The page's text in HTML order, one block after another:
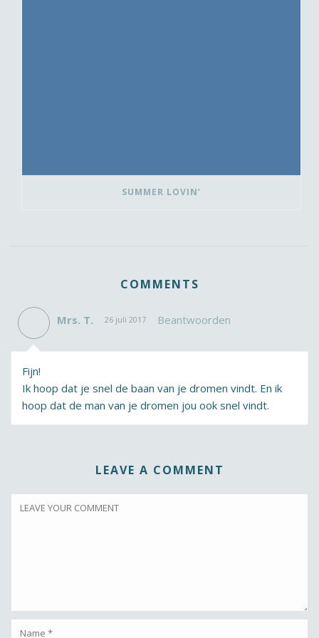
SUMMER LOVIN’
COMMENTS
Mrs. T. 26 juli 2017 Beantwoorden
Fijn!
Ik hoop dat je snel de baan van je dromen vindt. En ik
hoop dat de man van je dromen jou ook snel vindt.
LEAVE A COMMENT